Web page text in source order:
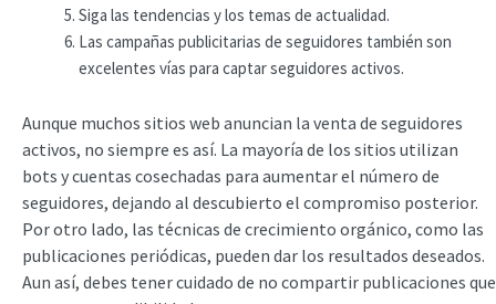
Siga las tendencias y los temas de actualidad.
Las campañas publicitarias de seguidores también son
excelentes vías para captar seguidores activos.
Aunque muchos sitios web anuncian la venta de seguidores
activos, no siempre es así. La mayoría de los sitios utilizan
bots y cuentas cosechadas para aumentar el número de
seguidores, dejando al descubierto el compromiso posterior.
Por otro lado, las técnicas de crecimiento orgánico, como las
publicaciones periódicas, pueden dar los resultados deseados.
Aun así, debes tener cuidado de no compartir publicaciones que